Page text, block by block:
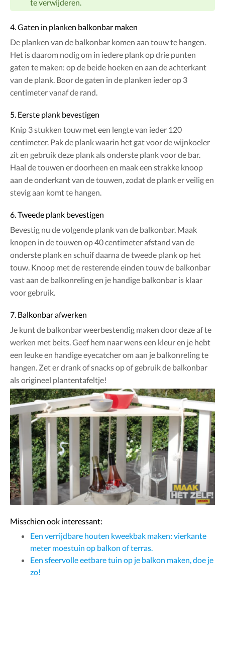
te verwijderen.
4. Gaten in planken balkonbar maken
De planken van de balkonbar komen aan touw te hangen.
Het is daarom nodig om in iedere plank op drie punten
gaten te maken: op de beide hoeken en aan de achterkant
van de plank. Boor de gaten in de planken ieder op 3
centimeter vanaf de rand.
5. Eerste plank bevestigen
Knip 3 stukken touw met een lengte van ieder 120
centimeter. Pak de plank waarin het gat voor de wijnkoeler
zit en gebruik deze plank als onderste plank voor de bar.
Haal de touwen er doorheen en maak een strakke knoop
aan de onderkant van de touwen, zodat de plank er veilig en
stevig aan komt te hangen.
6. Tweede plank bevestigen
Bevestig nu de volgende plank van de balkonbar. Maak
knopen in de touwen op 40 centimeter afstand van de
onderste plank en schuif daarna de tweede plank op het
touw. Knoop met de resterende einden touw de balkonbar
vast aan de balkonreling en je handige balkonbar is klaar
voor gebruik.
7. Balkonbar afwerken
Je kunt de balkonbar weerbestendig maken door deze af te
werken met beits. Geef hem naar wens een kleur en je hebt
een leuke en handige eyecatcher om aan je balkonreling te
hangen. Zet er drank of snacks op of gebruik de balkonbar
als origineel plantentafeltje!
Misschien ook interessant:
Een verrijdbare houten kweekbak maken: vierkante
meter moestuin op balkon of terras.
Een sfeervolle eetbare tuin op je balkon maken, doe je
zo!